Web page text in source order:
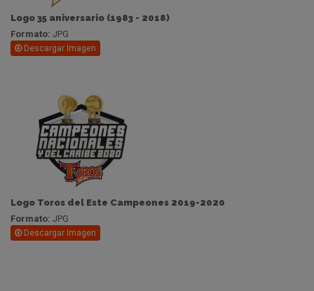
Logo 35 aniversario (1983 - 2018)
Formato: JPG
Descargar Imagen
Logo Toros del Este Campeones 2019-2020
Formato: JPG
Descargar Imagen